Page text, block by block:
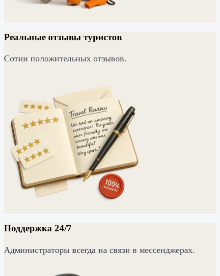
Реальные отзывы туристов
Сотни положительных отзывов.
Поддержка 24/7
Администраторы всегда на связи в мессенджерах.